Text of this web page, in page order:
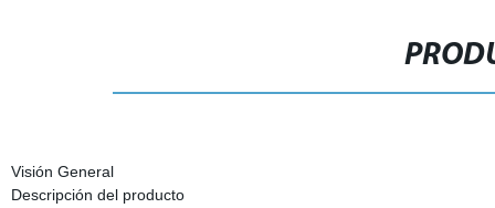
Visión General
Descripción del producto